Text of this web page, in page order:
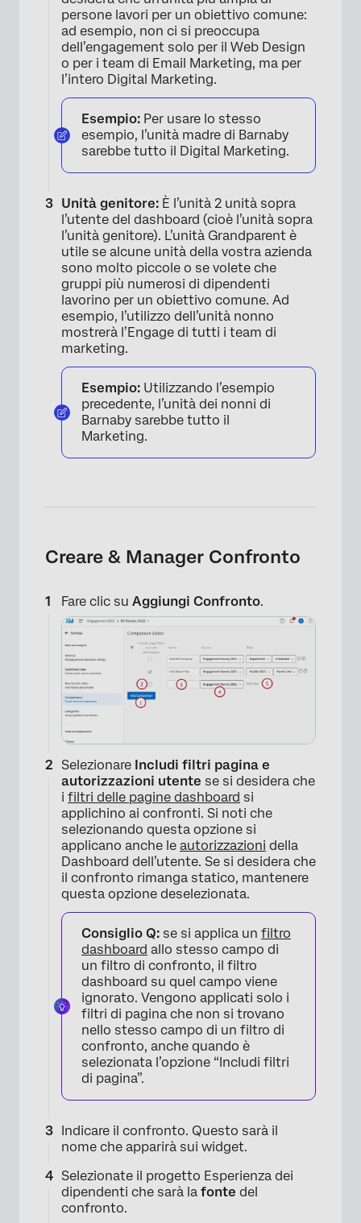
×
persone lavori per un obiettivo comune:
ad esempio, non ci si preoccupa
dell’engagement solo per il Web Design
o per i team di Email Marketing, ma per
l’intero Digital Marketing.
Esempio: Per usare lo stesso
esempio, l’unità madre di Barnaby
sarebbe tutto il Digital Marketing.
Unità genitore: È l’unità 2 unità sopra
l’utente del dashboard (cioè l’unità sopra
l’unità genitore). L’unità Grandparent è
utile se alcune unità della vostra azienda
sono molto piccole o se volete che
gruppi più numerosi di dipendenti
lavorino per un obiettivo comune. Ad
esempio, l’utilizzo dell’unità nonno
mostrerà l’Engage di tutti i team di
marketing.
Esempio: Utilizzando l’esempio
precedente, l’unità dei nonni di
Barnaby sarebbe tutto il
Marketing.
Creare & Manager Confronto
Fare clic su Aggiungi Confronto.
Selezionare Includi filtri pagina e
autorizzazioni utente se si desidera che
i filtri delle pagine dashboard si
applichino ai confronti. Si noti che
selezionando questa opzione si
applicano anche le autorizzazioni della
Dashboard dell’utente. Se si desidera che
il confronto rimanga statico, mantenere
questa opzione deselezionata.
Consiglio Q: se si applica un filtro
dashboard allo stesso campo di
un filtro di confronto, il filtro
dashboard su quel campo viene
ignorato. Vengono applicati solo i
filtri di pagina che non si trovano
nello stesso campo di un filtro di
confronto, anche quando è
selezionata l’opzione “Includi filtri
di pagina”.
Indicare il confronto. Questo sarà il
nome che apparirà sui widget.
Selezionate il progetto Esperienza dei
dipendenti che sarà la fonte del
confronto.